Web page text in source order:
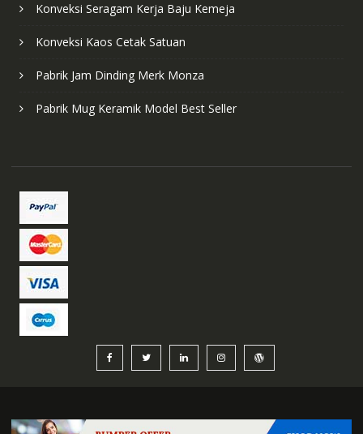
Konveksi Seragam Kerja Baju Kemeja
Konveksi Kaos Cetak Satuan
Pabrik Jam Dinding Merk Monza
Pabrik Mug Keramik Model Best Seller